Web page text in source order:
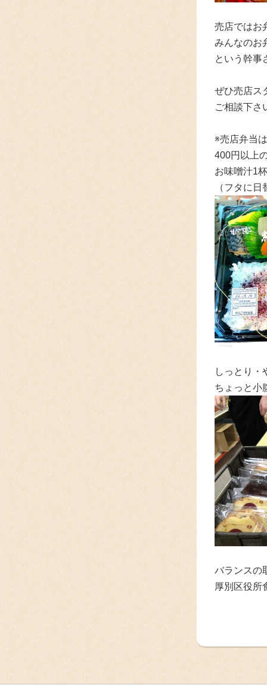
売店ではお
みんなのお
という幹事
ぜひ売店ス
ご相談下さ
※売店弁当
400円以上
お味噌汁1
（フタに
しっとり・
ちょっと小
バランスの
厚別区役所